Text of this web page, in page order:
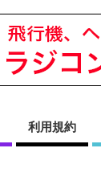
利用規約